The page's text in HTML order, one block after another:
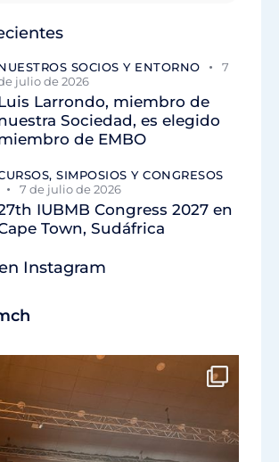
SOCIOS Y ENTORNO
7
julio de 2026
Larrondo, miembro de
Sociedad, es elegido
de EMBO
SIMPOSIOS Y CONGRESOS
7 de julio de 2026
IUBMB Congress 2027 en
Town, Sudáfrica
Instagram